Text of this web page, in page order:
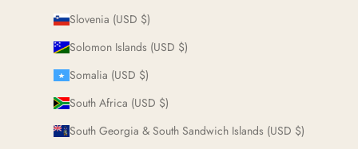
Slovenia (USD $)
Solomon Islands (USD $)
Somalia (USD $)
South Africa (USD $)
South Georgia & South Sandwich Islands (USD $)